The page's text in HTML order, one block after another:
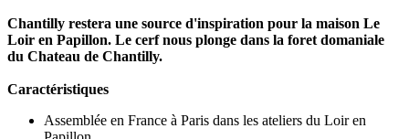
Chantilly restera une source d'inspiration pour la maison Le
Loir en Papillon. Le cerf nous plonge dans la foret domaniale
du Chateau de Chantilly.
Caractéristiques
Assemblée en France à Paris dans les ateliers du Loir en